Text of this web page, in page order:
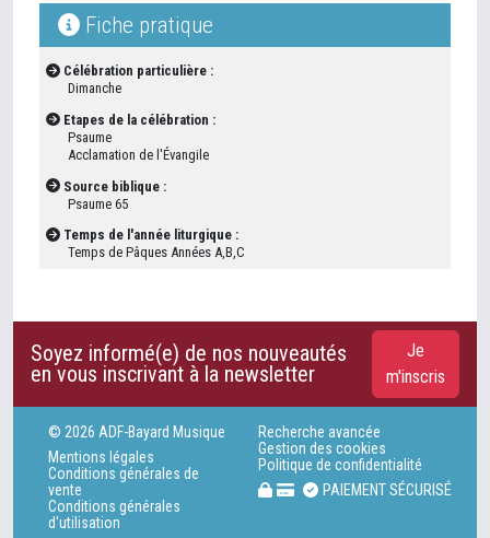
Fiche pratique
Célébration particulière :
Dimanche
Etapes de la célébration :
Psaume
Acclamation de l'Évangile
Source biblique :
Psaume 65
Temps de l'année liturgique :
Temps de Pâques Années A,B,C
Soyez informé(e) de nos nouveautés
en vous inscrivant à la newsletter
Je
m'inscris
© 2026 ADF-Bayard Musique
Mentions légales
Conditions générales de
vente
Conditions générales
d'utilisation
Recherche avancée
Gestion des cookies
Politique de confidentialité
PAIEMENT SÉCURISÉ